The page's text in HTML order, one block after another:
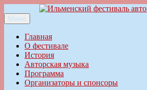
к
содержимому
Ильменский фестиваль авторской песни
Меню
Главная
О фестивале
История
Авторская музыка
Программа
Организаторы и спонсоры